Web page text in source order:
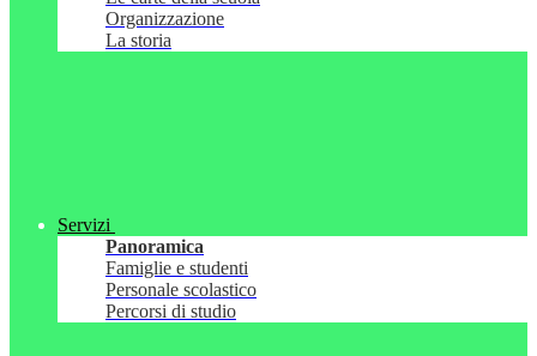
Organizzazione
La storia
Servizi
Panoramica
Famiglie e studenti
Personale scolastico
Percorsi di studio